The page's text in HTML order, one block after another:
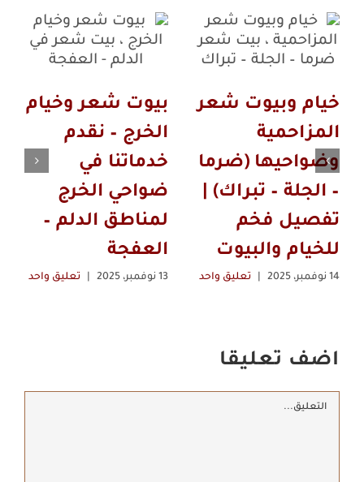
خيام وبيوت شعر
المزاحمية
وضواحيها (ضرما
– الجلة – تبراك) |
تفصيل فخم
للخيام والبيوت
14 نوفمبر، 2025 تعليق واحد
بيوت شعر وخيام
الخرج – نقدم
خدماتنا في
ضواحي الخرج
لمناطق الدلم –
العفجة
13 نوفمبر، 2025 تعليق واحد
اضف تعليقا
تعليق